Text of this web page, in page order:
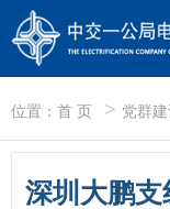
位置： 首 页 > 党群建
深圳大鹏